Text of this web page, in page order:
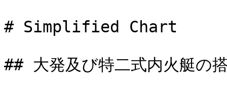
# Simplified Chart
## 大発及び特二式内火艇の